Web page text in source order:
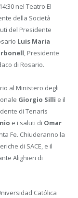
nel Teatro El
della Società
del Presidente
Luis Maria
, Presidente
di Rosario.
al Ministero degli
Giorgio Silli e il
di Tenaris
e i saluti di Omar
Fe. Chiuderanno la
di SACE, e il
Alighieri di
Católica